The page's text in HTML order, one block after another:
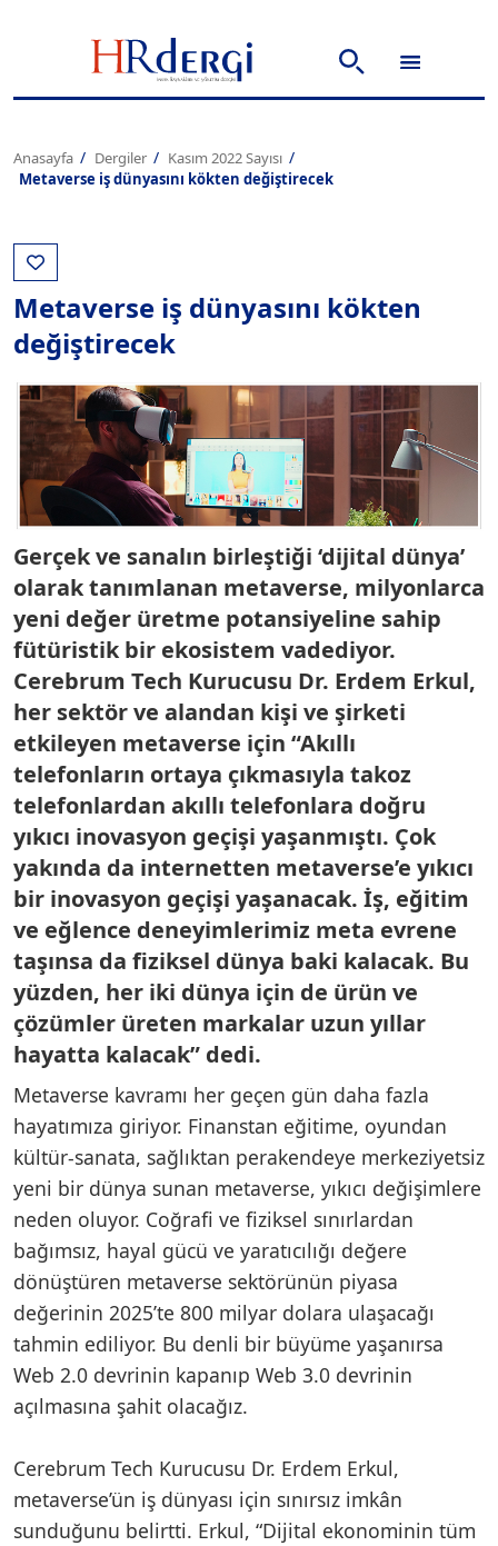
Anasayfa Dergiler
Kasım 2022 Sayısı
Metaverse iş dünyasını kökten değiştirecek
Metaverse iş dünyasını kökten
değiştirecek
Gerçek ve sanalın birleştiği ‘dijital dünya’
olarak tanımlanan metaverse, milyonlarca
yeni değer üretme potansiyeline sahip
fütüristik bir ekosistem vadediyor.
Cerebrum Tech Kurucusu Dr. Erdem Erkul,
her sektör ve alandan kişi ve şirketi
etkileyen metaverse için “Akıllı
telefonların ortaya çıkmasıyla takoz
telefonlardan akıllı telefonlara doğru
yıkıcı inovasyon geçişi yaşanmıştı. Çok
yakında da internetten metaverse’e yıkıcı
bir inovasyon geçişi yaşanacak. İş, eğitim
ve eğlence deneyimlerimiz meta evrene
taşınsa da fiziksel dünya baki kalacak. Bu
yüzden, her iki dünya için de ürün ve
çözümler üreten markalar uzun yıllar
hayatta kalacak” dedi.
Metaverse kavramı her geçen gün daha fazla
hayatımıza giriyor. Finanstan eğitime, oyundan
kültür-sanata, sağlıktan perakendeye merkeziyetsiz
yeni bir dünya sunan metaverse, yıkıcı değişimlere
neden oluyor. Coğrafi ve fiziksel sınırlardan
bağımsız, hayal gücü ve yaratıcılığı değere
dönüştüren metaverse sektörünün piyasa
değerinin 2025’te 800 milyar dolara ulaşacağı
tahmin ediliyor. Bu denli bir büyüme yaşanırsa
Web 2.0 devrinin kapanıp Web 3.0 devrinin
açılmasına şahit olacağız.
Cerebrum Tech Kurucusu Dr. Erdem Erkul,
metaverse’ün iş dünyası için sınırsız imkân
sunduğunu belirtti. Erkul, “Dijital ekonominin tüm